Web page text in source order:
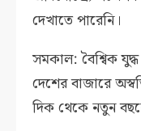
দেখাতে পারেনি।
সমকাল: বৈশ্বিক
দেশের বাজারে
দিক থেকে নতুন